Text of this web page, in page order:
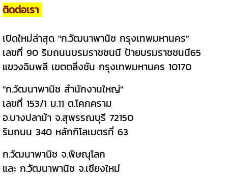
ติดต่อเรา
เปิดใหม่ล่าสุด "ก.วัฒนาพานิช กรุงเทพมหานคร"
เลขที่ 90 ริมถนนบรมราชชนนี ป้ายบรมราชชนนี65
แขวงฉิมพลี เขตตลิ่งชัน กรุงเทพมหานคร 10170
"ก.วัฒนาพานิช สำนักงานใหญ่"
เลขที่ 153/1 ม.11 ต.โคกคราม
อ.บางปลาม้า จ.สุพรรณบุรี 72150
ริมถนน 340 หลักกิโลเมตรที่ 63
ก.วัฒนาพานิช จ.พิษณุโลก
และ ก.วัฒนาพานิช จ.เชียงใหม่